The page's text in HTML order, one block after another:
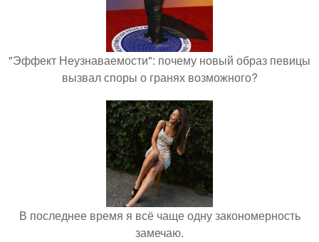
"Эффект Неузнаваемости": почему новый образ певицы
вызвал споры о гранях возможного?
В последнее время я всё чаще одну закономерность
замечаю.